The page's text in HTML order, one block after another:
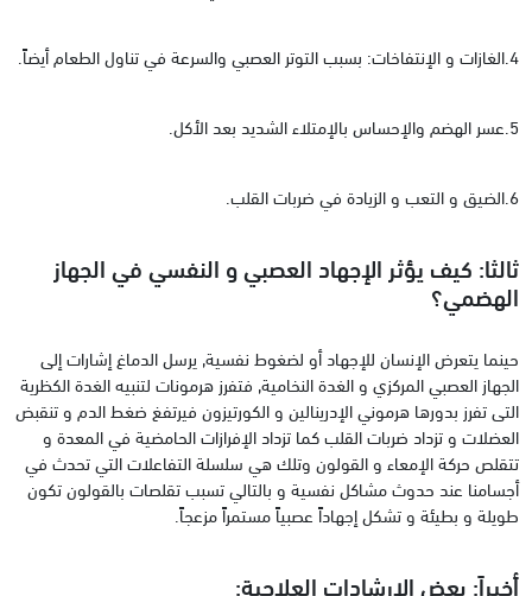
4.الغازات و الإنتفاخات: بسبب التوتر العصبي والسرعة في تناول الطعام أيضاً.
5.عسر الهضم والإحساس بالإمتلاء الشديد بعد الأكل.
6.الضيق و التعب و الزيادة في ضربات القلب.
ثالثا: كيف يؤثر الإجهاد العصبي و النفسي في الجهاز
الهضمي؟
حينما يتعرض الإنسان للإجهاد أو لضغوط نفسية, يرسل الدماغ إشارات إلى
الجهاز العصبي المركزي و الغدة النخامية, فتفرز هرمونات لتنبيه الغدة الكظرية
التى تفرز بدورها هرموني الإدرينالين و الكورتيزون فيرتفغ ضغط الدم و تنقبض
العضلات و تزداد ضربات القلب كما تزداد الإفرازات الحامضية في المعدة و
تتقلص حركة الإمعاء و القولون وتلك هي سلسلة التفاعلات التي تحدث في
أجسامنا عند حدوث مشاكل نفسية و بالتالي تسبب تقلصات بالقولون تكون
طويلة و بطيئة و تشكل إجهاداً عصبياً مستمراً مزعجاً.
أخيراً: بعض الإرشادات العلاجية: